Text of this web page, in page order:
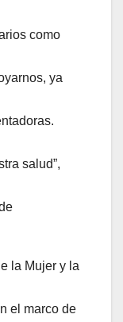
como
ya
salud”,
la Mujer y la
el marco de